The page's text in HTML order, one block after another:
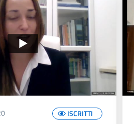
ISCRITTI